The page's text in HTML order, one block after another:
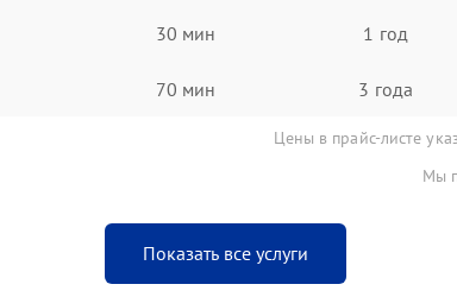
30 мин 1 год
70 мин 3 года
Цены в прайс-листе
Мы
Показать все услуги